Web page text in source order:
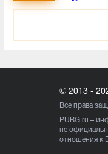
© 2013 -
Все права
PUBG.ru –
не
отношения к